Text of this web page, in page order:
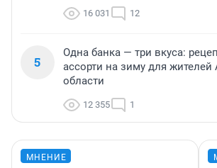
16 031 12
5
Одна банка — три вкуса:
ассорти на зиму для жителей
области
12 355 1
МНЕНИЕ